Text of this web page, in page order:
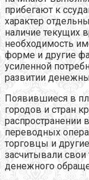
прибегают к
характер
наличие текущих
необходимость
форме и другие
усиленной
развитии
Появившиеся в
городов и стран
распространении
переводных
торговцы и
засчитывали свои
денежного